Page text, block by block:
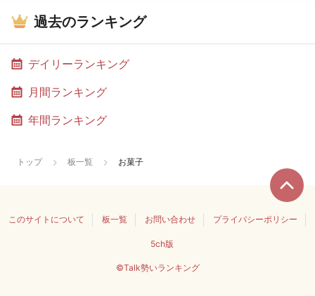
過去のランキング
デイリーランキング
月間ランキング
年間ランキング
トップ 板一覧 お菓子
このサイトについて 板一覧 お問い合わせ プライバシーポリシー
5ch版
©Talk勢いランキング